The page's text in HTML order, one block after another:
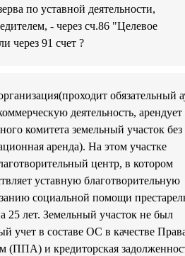
по уставной деятельности,
- через сч.86 "Целевое
через 91 счет ?
обязательный
деятельность, арендует
комитета земельный участок без
аренда). На этом участке
центр, в котором
уставную благотворительную
социальной помощи
25 лет. Земельный участок не был
учет в составе ОС в качестве
(ППА) и кредиторская